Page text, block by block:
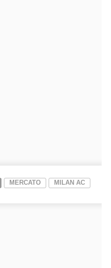
MERCATO
MILAN AC